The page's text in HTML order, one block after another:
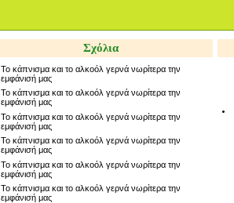
Σχόλια
Το κάπνισμα και το αλκοόλ γερνά νωρίτερα την
εμφάνισή μας
Το κάπνισμα και το αλκοόλ γερνά νωρίτερα την
εμφάνισή μας
Το κάπνισμα και το αλκοόλ γερνά νωρίτερα την
εμφάνισή μας
Το κάπνισμα και το αλκοόλ γερνά νωρίτερα την
εμφάνισή μας
Το κάπνισμα και το αλκοόλ γερνά νωρίτερα την
εμφάνισή μας
Το κάπνισμα και το αλκοόλ γερνά νωρίτερα την
εμφάνισή μας